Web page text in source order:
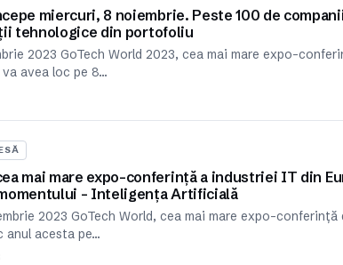
miercuri, 8 noiembrie. Peste 100 de
tehnologice din portofoliu
2023 GoTech World 2023, cea mai mare expo-
avea loc pe 8…
mai mare expo-conferință a industriei IT din
– Inteligența Artificială
2023 GoTech World, cea mai mare expo-
anul acesta pe…